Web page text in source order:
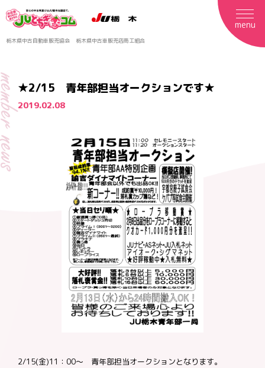
栃木県中古自動車販売協会 栃木県中古車販売店商工組合
menu
★2/15 青年部担当オークションです★
2019.02.08
2/15(金)11：00～ 青年部担当オークションとなります。